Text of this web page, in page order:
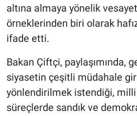
altına almaya yönelik
örneklerinden biri olarak
ifade etti.
Bakan Çiftçi, paylaşımında,
siyasetin çeşitli müdahale
yönlendirilmek istendiği,
süreçlerde sandık ve